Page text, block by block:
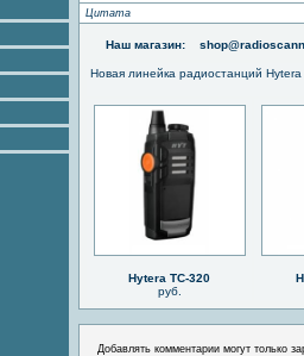
Цитата
Наш магазин:
Новая линейка радиостанций
Hytera TC-320
руб.
Добавлять комментарии могут только